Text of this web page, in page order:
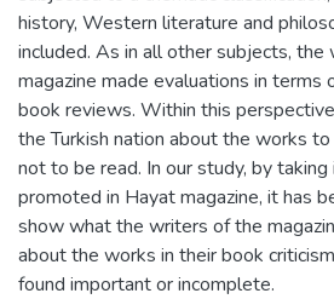
history, Western literature and
included. As in all other subjects,
magazine made evaluations in terms
book reviews. Within this
the Turkish nation about the works
not to be read. In our study, by
promoted in Hayat magazine, it has
show what the writers of the
about the works in their book
found important or incomplete.